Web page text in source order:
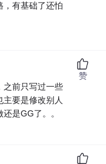
，有基础了还怕
之前只写过一些
主要是修改别人
是GG了。。
赞